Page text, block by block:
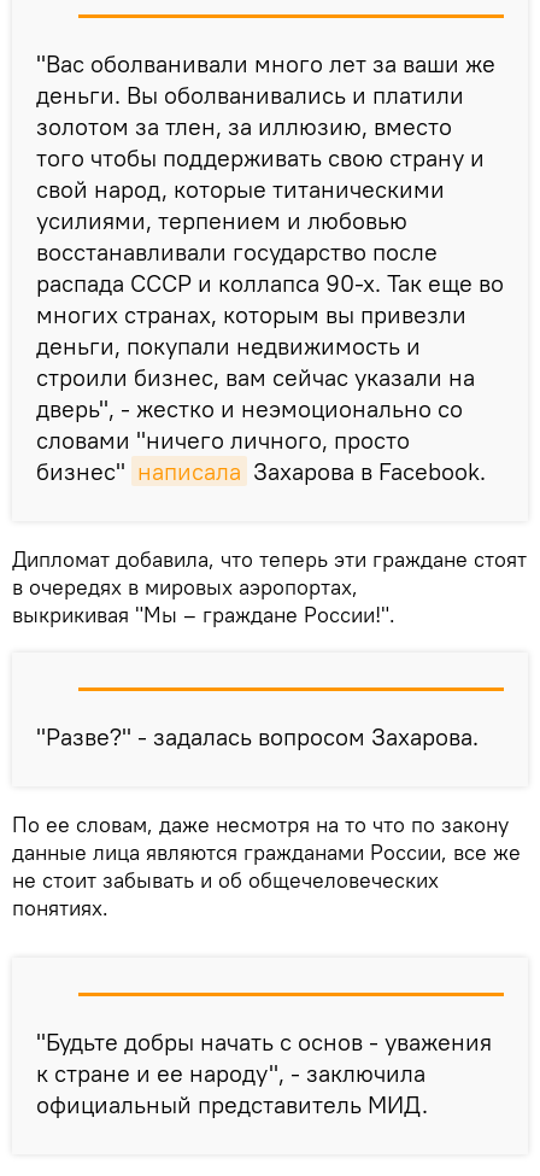
"Вас оболванивали много лет за ваши же
деньги. Вы оболванивались и платили
золотом за тлен, за иллюзию, вместо
того чтобы поддерживать свою страну и
свой народ, которые титаническими
усилиями, терпением и любовью
восстанавливали государство после
распада СССР и коллапса 90-х. Так еще во
многих странах, которым вы привезли
деньги, покупали недвижимость и
строили бизнес, вам сейчас указали на
дверь", - жестко и неэмоционально со
словами "ничего личного, просто
бизнес" написала Захарова в Facebook.
Дипломат добавила, что теперь эти граждане стоят
в очередях в мировых аэропортах,
выкрикивая "Мы – граждане России!".
"Разве?" - задалась вопросом Захарова.
По ее словам, даже несмотря на то что по закону
данные лица являются гражданами России, все же
не стоит забывать и об общечеловеческих
понятиях.
"Будьте добры начать с основ - уважения
к стране и ее народу", - заключила
официальный представитель МИД.